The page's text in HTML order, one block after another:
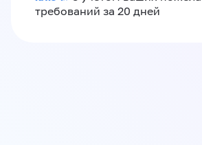
требований за 20 дней